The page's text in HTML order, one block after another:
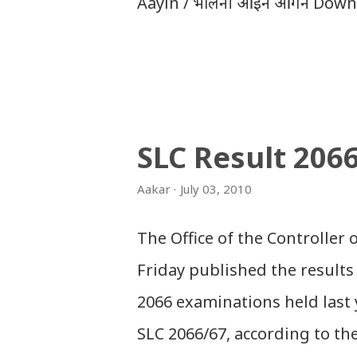
इन्टरनेटमा भेटिएका गितहरुलाई
। तपाई यदि यी गित संगितको सर्जक
गराउनुहोला । फेरी एकपटक शुभ
SLC Result
Aakar July 03, 2010
The Office of the Controller
Friday published the results
2066 examinations held last
SLC 2066/67, according to